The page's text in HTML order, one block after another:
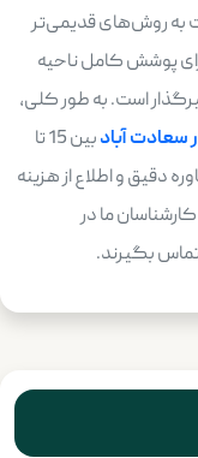
به روش‌های قدیمی‌تر
پوشش کامل ناحیه
است. به طور کلی،
سعادت آباد
بین 15 تا
دقیق و اطلاع از هزینه
ما در
تماس بگیرند.